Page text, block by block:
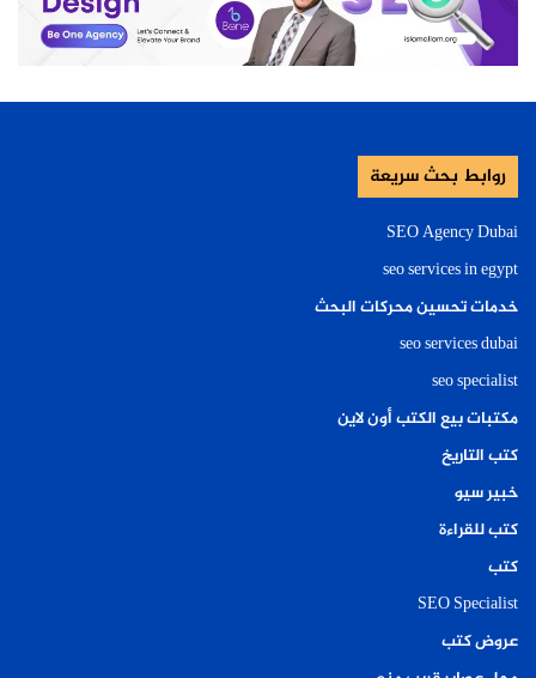
روابط بحث سريعة
SEO Agency Dubai
seo services in egypt
خدمات تحسين محركات البحث
seo services dubai
seo specialist
مكتبات بيع الكتب أون لاين
كتب التاريخ
خبير سيو
كتب للقراءة
كتب
SEO Specialist
عروض كتب